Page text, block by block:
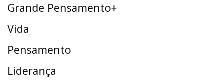
Grande Pensamento+
Vida
Pensamento
Liderança